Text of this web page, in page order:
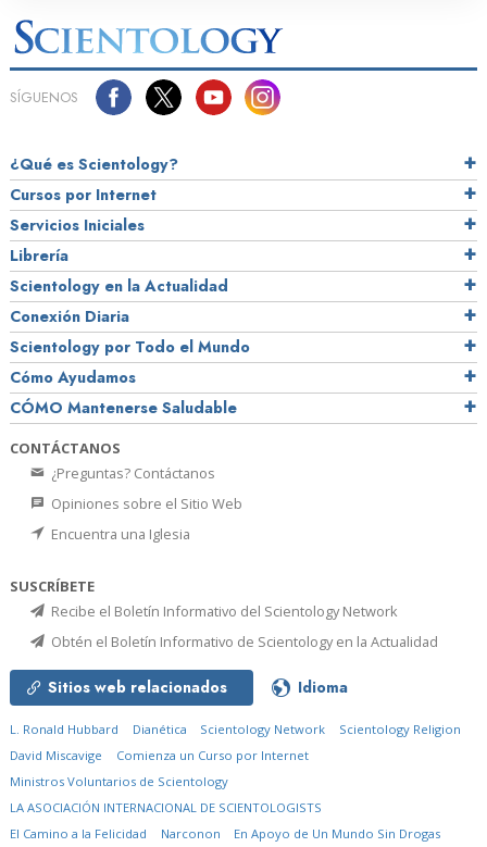
SÍGUENOS
¿Qué es Scientology?
Cursos por Internet
Servicios Iniciales
Librería
Scientology en la Actualidad
Conexión Diaria
Scientology por Todo el Mundo
Cómo Ayudamos
CÓMO Mantenerse Saludable
CONTÁCTANOS
¿Preguntas? Contáctanos
Opiniones sobre el Sitio Web
Encuentra una Iglesia
SUSCRÍBETE
Recibe el Boletín Informativo del Scientology Network
Obtén el Boletín Informativo de Scientology en la Actualidad
Sitios web relacionados Idioma
L. Ronald Hubbard Dianética Scientology Network
Scientology Religion
David Miscavige
Comienza un Curso por Internet
Ministros Voluntarios de Scientology
LA ASOCIACIÓN INTERNACIONAL DE SCIENTOLOGISTS
El Camino a la Felicidad
Narconon En Apoyo de Un Mundo Sin Drogas